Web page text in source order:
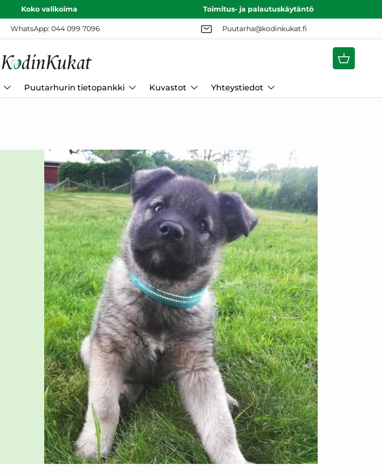
Koko valikoima Toimitus- ja palautuskäytäntö
WhatsApp: 044 099 7096 Puutarha@kodinkukat.fi
Ostoskori
Puutarhurin tietopankki Kuvastot Yhteystiedot